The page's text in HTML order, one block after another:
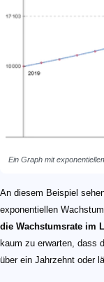
Ein Graph mit
An diesem Beispiel
exponentiellen
die Wachstumsrate im
kaum zu erwarten, dass
über ein Jahrzehnt oder